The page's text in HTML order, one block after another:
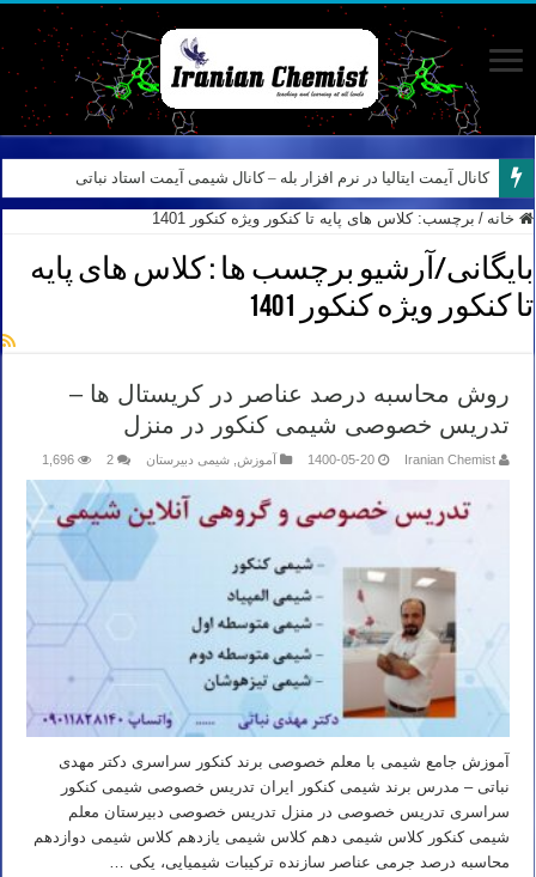
کانال آیمت ایتالیا در نرم افزار بله – کانال شیمی آیمت استاد نباتی
خانه / برچسب:کلاس های پایه تا کنکور ویژه کنکور 1401
بایگانی/آرشیو برچسب ها : کلاس های پایه
تا کنکور ویژه کنکور 1401
روش محاسبه درصد عناصر در کریستال ها –
تدریس خصوصی شیمی کنکور در منزل
Iranian Chemist
1400-05-20 آموزش شیمی دبیرستان 2
1,696
آموزش جامع شیمی با معلم خصوصی برند کنکور سراسری دکتر مهدی
نباتی – مدرس برند شیمی کنکور ایران تدریس خصوصی شیمی کنکور
سراسری تدریس خصوصی در منزل تدریس خصوصی دبیرستان معلم
شیمی کنکور کلاس شیمی دهم کلاس شیمی یازدهم کلاس شیمی دوازدهم
محاسبه درصد جرمی عناصر سازنده ترکیبات شیمیایی، یکی …